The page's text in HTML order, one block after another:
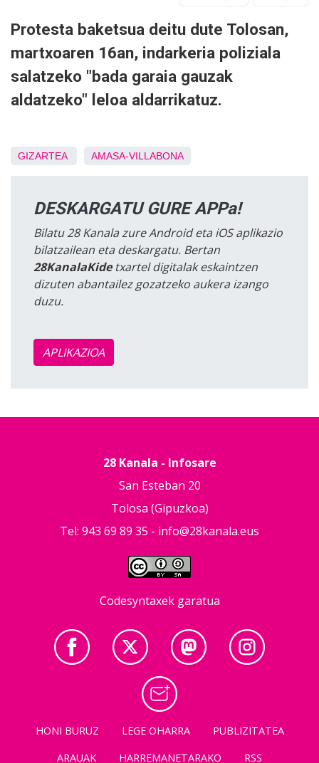
Protesta baketsua deitu dute Tolosan,
martxoaren 16an, indarkeria poliziala
salatzeko "bada garaia gauzak
aldatzeko" leloa aldarrikatuz.
GIZARTEA AMASA-VILLABONA
DESKARGATU GURE APPa!
Bilatu 28 Kanala zure Android eta iOS aplikazio
bilatzailean eta deskargatu. Bertan
28KanalaKidetxartel digitalak eskaintzen
dizuten abantailez gozatzeko aukera izango
duzu.
APLIKAZIOA
28 Kanala - Infosare
San Esteban 20
Tolosa (Gipuzkoa)
Tel: 943 69 89 35 - info@28kanala.eus
Codesyntaxek garatua
HONI BURUZ LEGE OHARRA
PUBLIZITATEA
ARAUAK
HARREMANETARAKO RSS